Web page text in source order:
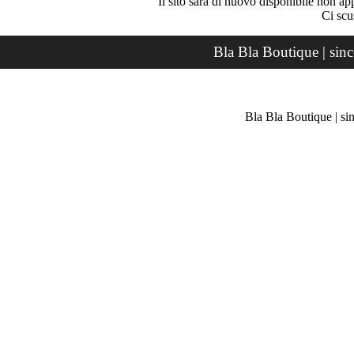
Ci
Bla Bla Boutique |
Bla Bla Boutique |